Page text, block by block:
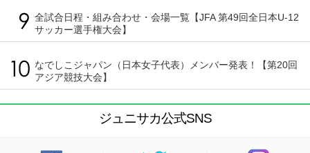
全試合日程・組み合わせ・会場一覧【JFA 第49回全日本U-12
サッカー選手権大会】
なでしこジャパン（日本女子代表）メンバー発表！【第20回
アジア競技大会】
ジュニサカ公式SNS